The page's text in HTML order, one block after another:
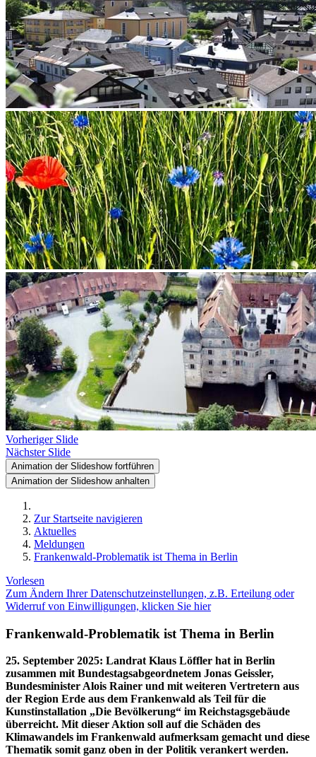
Vorheriger Slide
Nächster Slide
Animation der Slideshow fortführen
Animation der Slideshow anhalten
Zur Startseite navigieren
Aktuelles
Meldungen
Frankenwald-Problematik ist Thema in Berlin
Vorlesen
Zum Ändern Ihrer Datenschutzeinstellungen, z.B. Erteilung oder
Widerruf von Einwilligungen, klicken Sie hier
Frankenwald-Problematik ist Thema in Berlin
25. September 2025: Landrat Klaus Löffler hat in Berlin
zusammen mit Bundestagsabgeordnetem Jonas Geissler,
Bundesminister Alois Rainer und mit weiteren Vertretern aus
der Region Erde aus dem Frankenwald als Teil für die
Kunstinstallation „Die Bevölkerung“ im Reichstagsgebäude
überreicht. Mit dieser Aktion soll auf die Schäden des
Klimawandels im Frankenwald aufmerksam gemacht und diese
Thematik somit ganz oben in der Politik verankert werden.